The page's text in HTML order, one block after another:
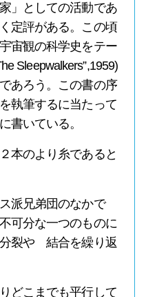
」としての活動であ
定評がある。この頃
宙観の科学史をテー
Sleepwalkers”,1959)
あろう。この書の序
執筆するに当たって
書いている。
本のより糸であると
兄弟団のなかで
可分な一つのものに
分裂や 結合を繰り返
こまでも平行して